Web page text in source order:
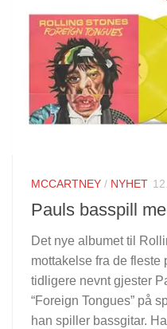
MCCARTNEY / NYHET
Pauls basspill
Det nye albumet til
mottakelse fra de fleste
tidligere nevnt gjester
“Foreign Tongues” på
han spiller bassgitar.